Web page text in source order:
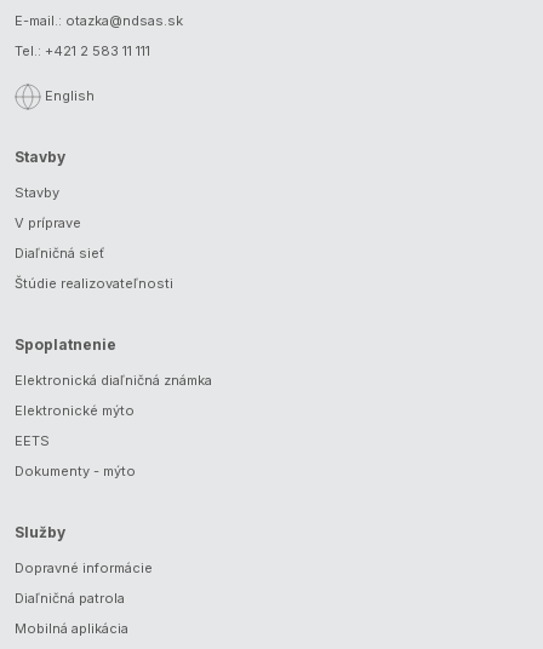
E-mail.: otazka@ndsas.sk
Tel.: +421 2 583 11 111
English
Stavby
Stavby
V príprave
Diaľničná sieť
Štúdie realizovateľnosti
Spoplatnenie
Elektronická diaľničná známka
Elektronické mýto
EETS
Dokumenty - mýto
Služby
Dopravné informácie
Diaľničná patrola
Mobilná aplikácia